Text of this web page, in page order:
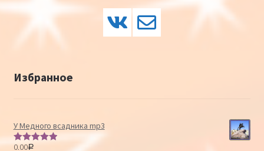
Избранное
У Медного всадника mp3
Оценка
0.00Р